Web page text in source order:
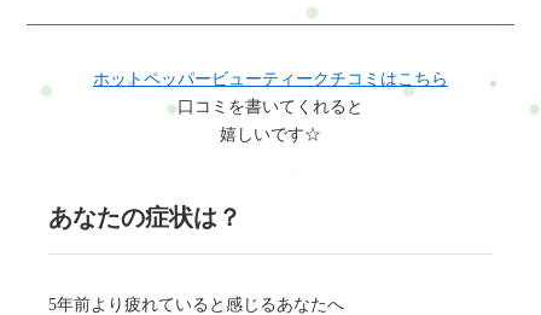
ホットペッパービューティークチコミはこちら
口コミを書いてくれると
嬉しいです☆
あなたの症状は？
5年前より疲れていると感じるあなたへ